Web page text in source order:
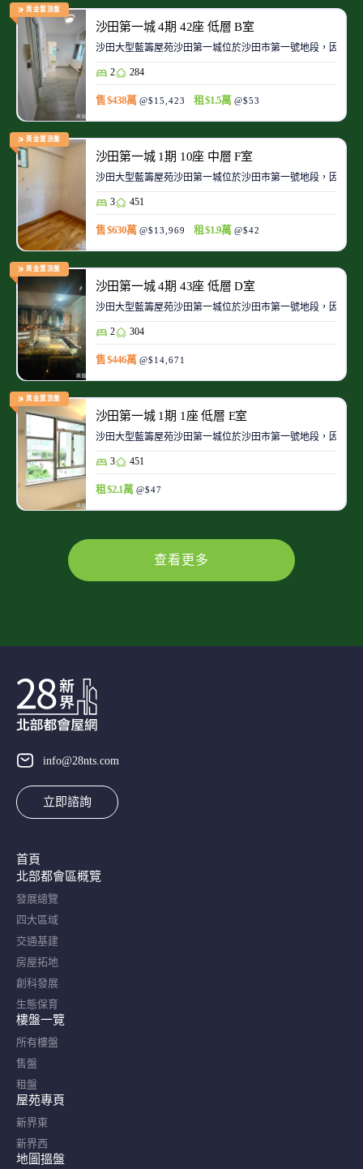
黃金置頂盤
沙田第一城 4期 42座 低層 B室
沙田大型藍籌屋苑沙田第一城位於沙田市第一號地段，因此
2 284
售 $438萬 @$15,423 租 $1.5萬 @$53
黃金置頂盤
沙田第一城 1期 10座 中層 F室
沙田大型藍籌屋苑沙田第一城位於沙田市第一號地段，因此
3 451
售 $630萬 @$13,969 租 $1.9萬 @$42
黃金置頂盤
沙田第一城 4期 43座 低層 D室
沙田大型藍籌屋苑沙田第一城位於沙田市第一號地段，因此
2 304
售 $446萬 @$14,671
黃金置頂盤
沙田第一城 1期 1座 低層 E室
沙田大型藍籌屋苑沙田第一城位於沙田市第一號地段，因此
3 451
租 $2.1萬 @$47
查看更多
info@28nts.com
立即諮詢
首頁
北部都會區概覽​
發展總覽
四大區域
交通基建
房屋拓地
創科發展
生態保育
樓盤一覽
所有樓盤
售盤
租盤
屋苑專頁
新界東
新界西
地圖搵盤